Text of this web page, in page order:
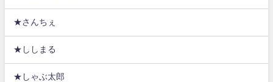
★さんちぇ
★ししまる
★しゃぶ太郎